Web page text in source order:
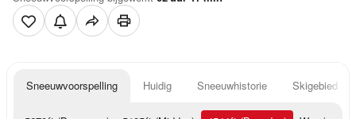
Sneeuwvoorspelling Huidig Sneeuwhistorie Skigebied